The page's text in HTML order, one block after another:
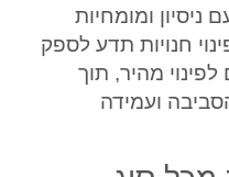
ניסיון ומומחיות
חנויות תדע לספק
מהיר, תוך
ועמידה